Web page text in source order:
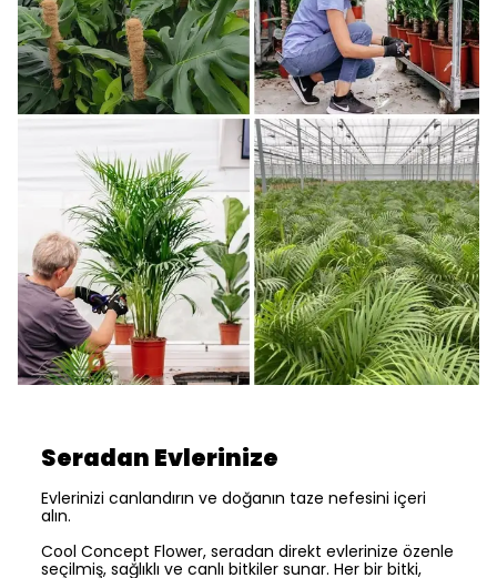
Seradan Evlerinize
Evlerinizi canlandırın ve doğanın taze nefesini içeri
alın.
Cool Concept Flower, seradan direkt evlerinize özenle
seçilmiş, sağlıklı ve canlı bitkiler sunar. Her bir bitki,